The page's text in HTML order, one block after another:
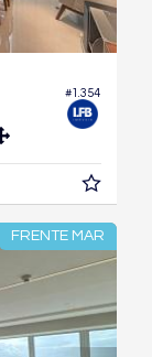
#1.354
FRENTE MAR